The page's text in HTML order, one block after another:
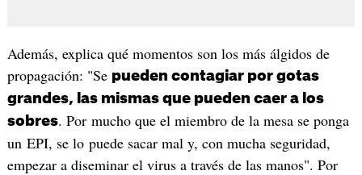
Además, explica qué momentos son los más álgidos de
propagación: "Se pueden contagiar por gotas
grandes, las mismas que pueden caer a los
sobres. Por mucho que el miembro de la mesa se ponga
un EPI, se lo puede sacar mal y, con mucha seguridad,
empezar a diseminar el virus a través de las manos". Por